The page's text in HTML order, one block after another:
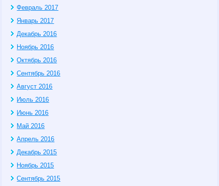
Февраль 2017
Январь 2017
Декабрь 2016
Ноябрь 2016
Октябрь 2016
Сентябрь 2016
Август 2016
Июль 2016
Июнь 2016
Май 2016
Апрель 2016
Декабрь 2015
Ноябрь 2015
Сентябрь 2015